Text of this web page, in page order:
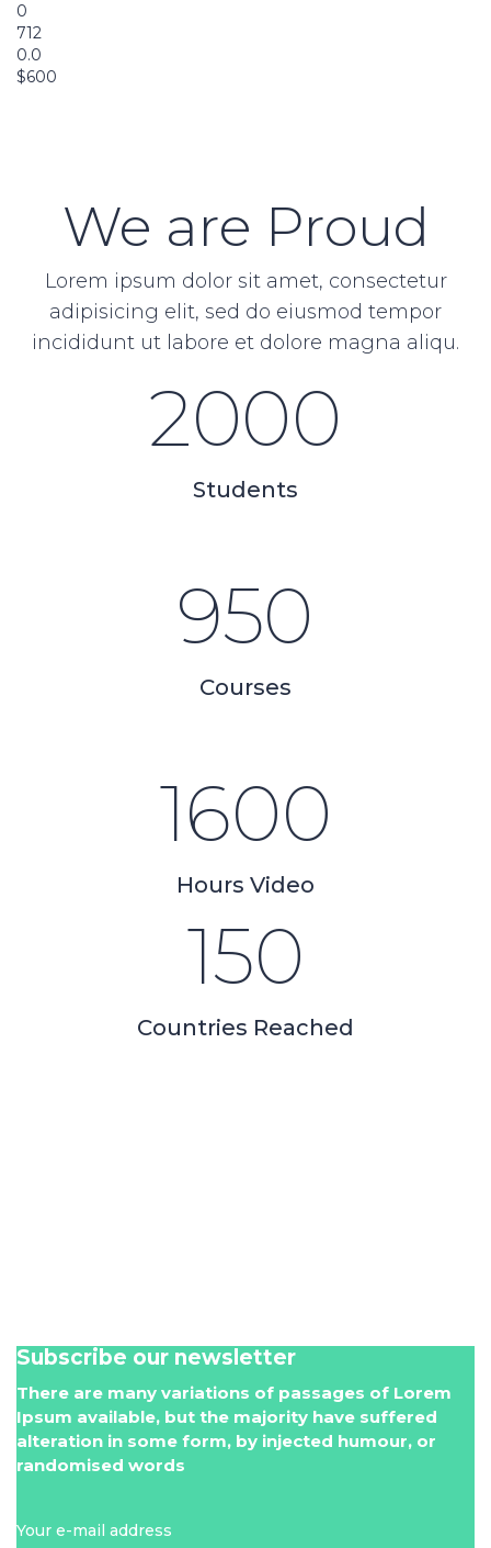
0
712
0.0
$600
We are Proud
Lorem ipsum dolor sit amet, consectetur
adipisicing elit, sed do eiusmod tempor
incididunt ut labore et dolore magna aliqu.
2000
Students
950
Courses
1600
Hours Video
150
Countries Reached
Subscribe our newsletter
There are many variations of passages of Lorem
Ipsum available, but the majority have suffered
alteration in some form, by injected humour, or
randomised words
Your e-mail address